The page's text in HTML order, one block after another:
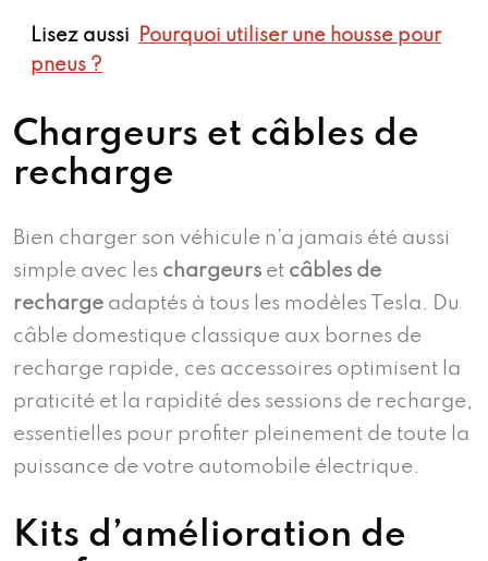
Lisez aussi
Pourquoi utiliser une housse pour
pneus ?
Chargeurs et câbles de
recharge
Bien charger son véhicule n’a jamais été aussi
simple avec les chargeurs et câbles de
recharge adaptés à tous les modèles Tesla. Du
câble domestique classique aux bornes de
recharge rapide, ces accessoires optimisent la
praticité et la rapidité des sessions de recharge,
essentielles pour profiter pleinement de toute la
puissance de votre automobile électrique.
Kits d’amélioration de